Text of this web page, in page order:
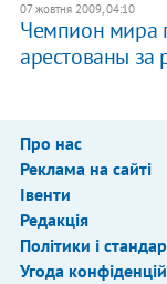
07 жовтня 2009, 04:10
Чемпион мира
арестованы за
Про нас
Реклама на сайті
Івенти
Редакція
Політики і
Угода